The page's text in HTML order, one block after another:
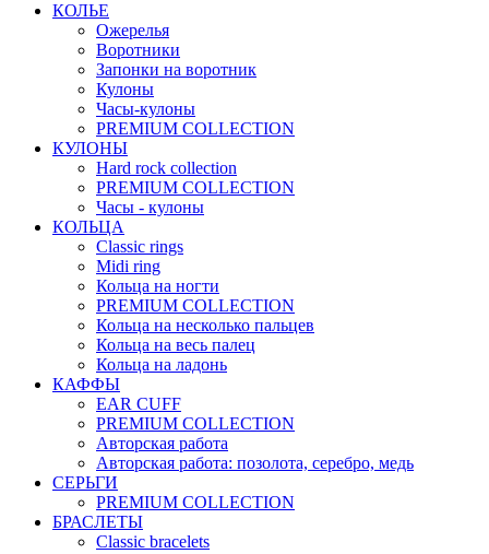
КОЛЬЕ
Ожерелья
Воротники
Запонки на воротник
Кулоны
Часы-кулоны
PREMIUM COLLECTION
КУЛОНЫ
Hard rock collection
PREMIUM COLLECTION
Часы - кулоны
КОЛЬЦА
Classic rings
Midi ring
Кольца на ногти
PREMIUM COLLECTION
Кольца на несколько пальцев
Кольца на весь палец
Кольца на ладонь
КАФФЫ
EAR CUFF
PREMIUM COLLECTION
Авторская работа
Авторская работа: позолота, серебро, медь
СЕРЬГИ
PREMIUM COLLECTION
БРАСЛЕТЫ
Classic bracelets